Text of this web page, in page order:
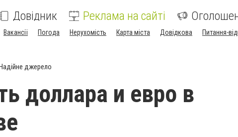
Довідник Реклама на сайті
Вакансії Погода Нерухомість Карта міста Довідкова Питання-
джерело
доллара и евро в